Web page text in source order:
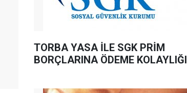
TORBA YASA İLE SGK PRİM
BORÇLARINA ÖDEME KOLAYLIĞI